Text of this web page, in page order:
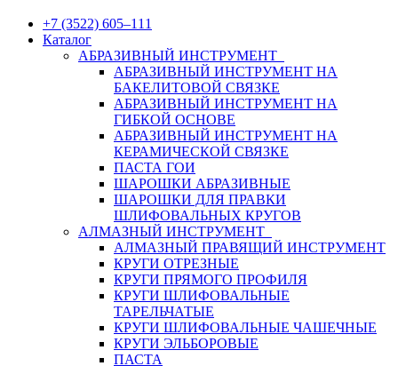
+7 (3522) 605‒111
Каталог
АБРАЗИВНЫЙ ИНСТРУМЕНТ
АБРАЗИВНЫЙ ИНСТРУМЕНТ НА
БАКЕЛИТОВОЙ СВЯЗКЕ
АБРАЗИВНЫЙ ИНСТРУМЕНТ НА
ГИБКОЙ ОСНОВЕ
АБРАЗИВНЫЙ ИНСТРУМЕНТ НА
КЕРАМИЧЕСКОЙ СВЯЗКЕ
ПАСТА ГОИ
ШАРОШКИ АБРАЗИВНЫЕ
ШАРОШКИ ДЛЯ ПРАВКИ
ШЛИФОВАЛЬНЫХ КРУГОВ
АЛМАЗНЫЙ ИНСТРУМЕНТ
АЛМАЗНЫЙ ПРАВЯЩИЙ ИНСТРУМЕНТ
КРУГИ ОТРЕЗНЫЕ
КРУГИ ПРЯМОГО ПРОФИЛЯ
КРУГИ ШЛИФОВАЛЬНЫЕ
ТАРЕЛЬЧАТЫЕ
КРУГИ ШЛИФОВАЛЬНЫЕ ЧАШЕЧНЫЕ
КРУГИ ЭЛЬБОРОВЫЕ
ПАСТА